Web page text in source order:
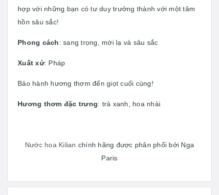
hợp với những bạn có tư duy trưởng thành với một tâm
hồn sâu sắc!
Phong cách: sang trọng, mới lạ và sâu sắc
Xuất xứ: Pháp
Bảo hành hương thơm đến giọt cuối cùng!
Hương thơm đặc trưng: trà xanh, hoa nhài
Nước hoa Kilian chính hãng được phân phối bởi Nga
Paris